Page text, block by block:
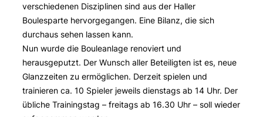
verschiedenen Disziplinen sind aus der Haller
Boulesparte hervorgegangen. Eine Bilanz, die sich
durchaus sehen lassen kann.
Nun wurde die Bouleanlage renoviert und
herausgeputzt. Der Wunsch aller Beteiligten ist es, neue
Glanzzeiten zu ermöglichen. Derzeit spielen und
trainieren ca. 10 Spieler jeweils dienstags ab 14 Uhr. Der
übliche Trainingstag – freitags ab 16.30 Uhr – soll wieder